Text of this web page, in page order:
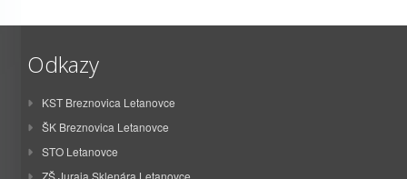
Odkazy
KST Breznovica Letanovce
ŠK Breznovica Letanovce
STO Letanovce
ZŠ Juraja Sklenára Letanovce